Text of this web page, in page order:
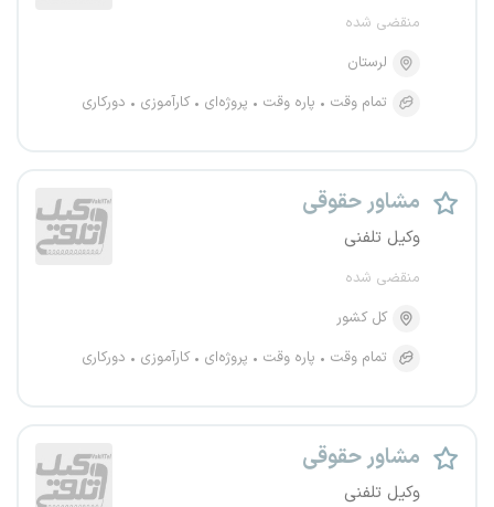
منقضی شده
لرستان
تمام وقت
پاره وقت پروژه‌ای کارآموزی دورکاری
مشاور حقوقی
وکیل تلفنی
منقضی شده
کل کشور
تمام وقت
پاره وقت پروژه‌ای کارآموزی دورکاری
مشاور حقوقی
وکیل تلفنی